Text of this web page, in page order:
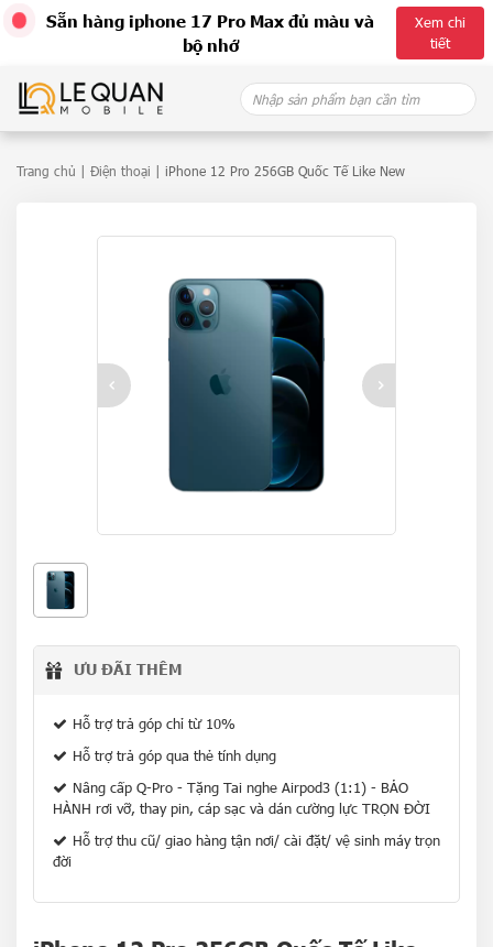
Sẵn hàng iphone 17 Pro Max đủ màu và
bộ nhớ
Xem chi
tiết
content
Search
for:
Trang chủ Điện thoại | iPhone 12 Pro 256GB Quốc Tế Like New
ƯU ĐÃI THÊM
Hỗ trợ trả góp chỉ từ 10%
Hỗ trợ trả góp qua thẻ tính dụng
Nâng cấp Q-Pro - Tặng Tai nghe Airpod3 (1:1) - BẢO
HÀNH rơi vỡ, thay pin, cáp sạc và dán cường lực TRỌN ĐỜI
Hỗ trợ thu cũ/ giao hàng tận nơi/ cài đặt/ vệ sinh máy trọn
đời